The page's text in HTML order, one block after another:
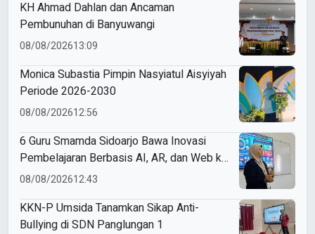
KH Ahmad Dahlan dan Ancaman
Pembunuhan di Banyuwangi
08/08/202613:09
Monica Subastia Pimpin Nasyiatul Aisyiyah
Periode 2026-2030
08/08/202612:56
6 Guru Smamda Sidoarjo Bawa Inovasi
Pembelajaran Berbasis AI, AR, dan Web ke
ME Award 2026
08/08/202612:43
KKN-P Umsida Tanamkan Sikap Anti-
Bullying di SDN Panglungan 1